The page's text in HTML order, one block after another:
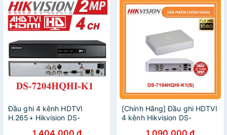
Đầu ghi 4 kênh HDTVI
H.265+ Hikvision DS-
1.404.000 đ
[Chính Hãng] Đầu ghi HDTVI
4 kênh Hikvision DS-
1.090.000 đ